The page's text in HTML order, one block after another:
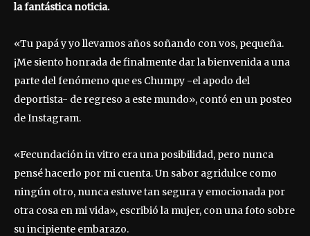
la fantástica noticia.
«Tu papá y yo llevamos años soñando con vos, pequeña.
¡Me siento honrada de finalmente dar la bienvenida a una
parte del fenómeno que es Chumpy -el apodo del
deportista- de regreso a este mundo», contó en un posteo
de Instagram.
«Fecundación in vitro era una posibilidad, pero nunca
pensé hacerlo por mi cuenta. Un sabor agridulce como
ningún otro, nunca estuve tan segura y emocionada por
otra cosa en mi vida», escribió la mujer, con una foto sobre
su incipiente embarazo.